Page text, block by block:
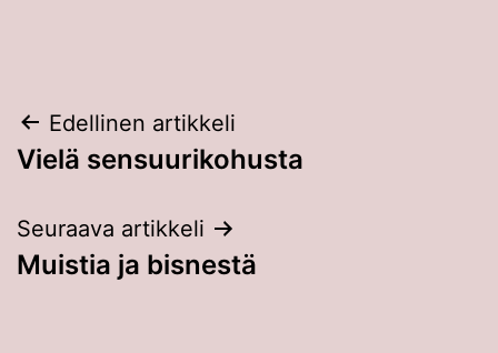
Artikkelien
selaus
Edellinen artikkeli
Vielä sensuurikohusta
Seuraava artikkeli
Muistia ja bisnestä